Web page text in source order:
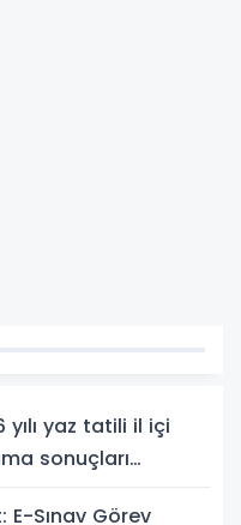
yaz tatili il içi
sonuçları
Sınav Görev